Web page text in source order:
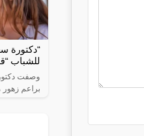
“دكتورة
للشباب
وصفت دكتور